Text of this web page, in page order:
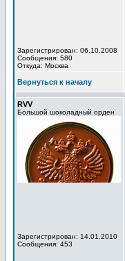
Зарегистрирован: 06.10.2008
Сообщения: 580
Откуда: Москва
Вернуться к началу
RVV
Большой шоколадный орден
Зарегистрирован: 14.01.2010
Сообщения: 453